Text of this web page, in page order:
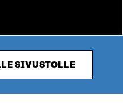
SIVUSTOLLE